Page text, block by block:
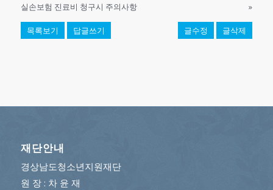
실손보험 진료비 청구시 주의사항
»
목록보기 답글쓰기 글수정 글삭제
재단안내
경상남도청소년지원재단
원 장 : 차 윤 재